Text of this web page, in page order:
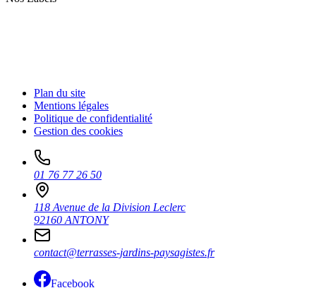
Plan du site
Mentions légales
Politique de confidentialité
Gestion des cookies
01 76 77 26 50
118 Avenue de la Division Leclerc
92160 ANTONY
contact@terrasses-jardins-paysagistes.fr
Facebook